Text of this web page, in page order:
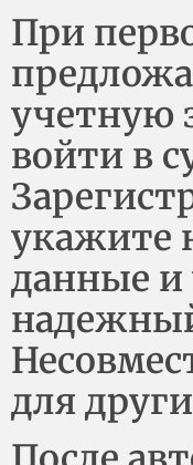
При
учетную
войти в
укажите
данные и
для